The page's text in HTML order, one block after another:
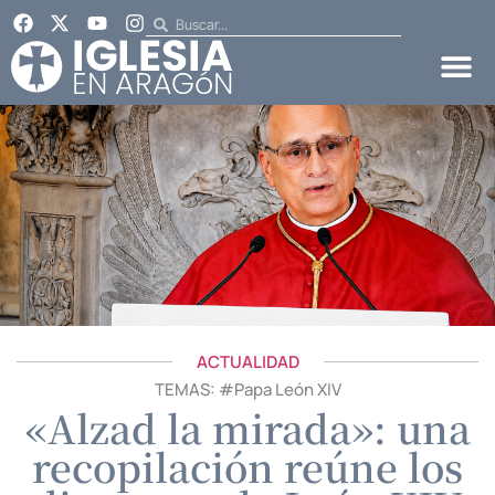
ACTUALIDAD
TEMAS: #Papa León XIV
«Alzad la mirada»: una
recopilación reúne los